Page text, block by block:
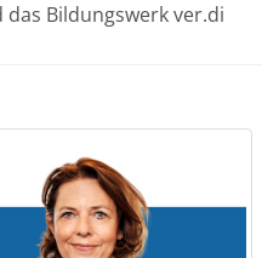
Bildungswerk ver.di